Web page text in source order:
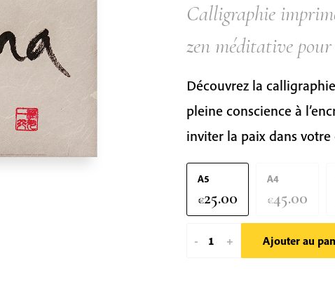
Calligraphie
zen méditative pour
Découvrez la
pleine conscience à
inviter la paix dans votre
A5
€25.00
A4
€45.00
-
quantité+ Ajouter au